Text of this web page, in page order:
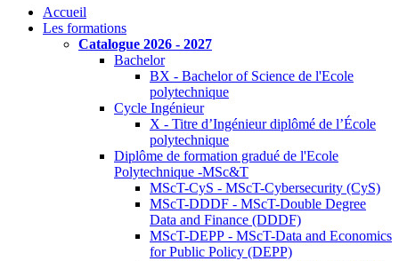
Accueil
Les formations
Catalogue 2026 - 2027
Bachelor
BX - Bachelor of Science de l'Ecole
polytechnique
Cycle Ingénieur
X - Titre d’Ingénieur diplômé de l’École
polytechnique
Diplôme de formation gradué de l'Ecole
Polytechnique -MSc&T
MScT-CyS - MScT-Cybersecurity (CyS)
MScT-DDDF - MScT-Double Degree
Data and Finance (DDDF)
MScT-DEPP - MScT-Data and Economics
for Public Policy (DEPP)